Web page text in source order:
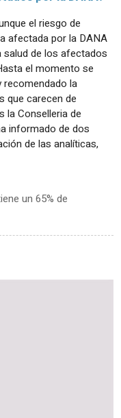
el riesgo de
afectada por la DANA
de los afectados
el momento se
la
que carecen de
la Conselleria de
informado de dos
de las analíticas,
un 65% de